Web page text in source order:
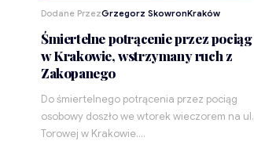
Dodane PrzezGrzegorz SkowronKraków
Śmiertelne potrącenie przez pociąg
w Krakowie, wstrzymany ruch z
Zakopanego
Do śmiertelnego potrącenia przez pociąg
osobowy doszło we wtorek wieczorem na ul.
Torowej w Krakowie.…